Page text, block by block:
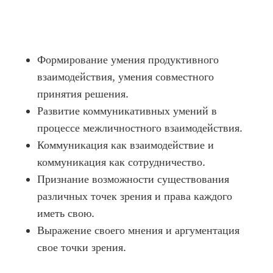
Формирование умения продуктивного
взаимодействия, умения совместного
принятия решения.
Развитие коммуникативных умений в
процессе межличностного взаимодействия.
Коммуникация как взаимодействие и
коммуникация как сотрудничество.
Признание возможности существования
различных точек зрения и права каждого
иметь свою.
Выражение своего мнения и аргументация
свое точки зрения.